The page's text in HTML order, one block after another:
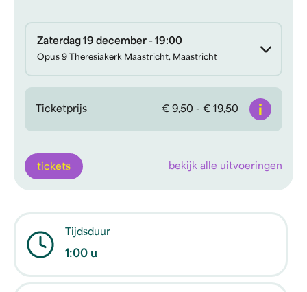
Tijdsduur
1:00 u
Zaterdag 19 december - 19:00
Opus 9 Theresiakerk Maastricht, Maastricht
Ticketprijs € 9,50 - € 19,50 Info
tickets bekijk alle uitvoeringen